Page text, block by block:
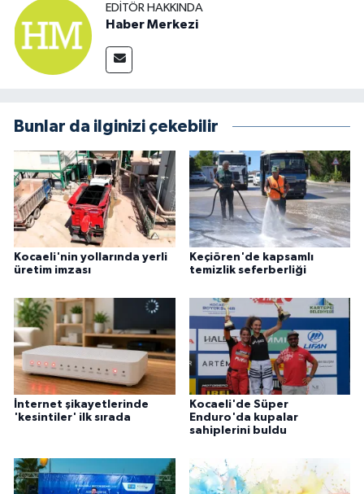
EDITÖR HAKKINDA
Haber Merkezi
Bunlar da ilginizi çekebilir
Kocaeli'nin yollarında yerli
üretim imzası
Keçiören'de kapsamlı
temizlik seferberliği
İnternet şikayetlerinde
'kesintiler' ilk sırada
Kocaeli'de Süper
Enduro'da kupalar
sahiplerini buldu